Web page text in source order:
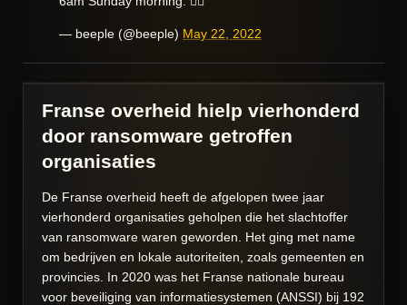
— beeple (@beeple) May 22, 2022
Franse overheid hielp vierhonderd
door ransomware getroffen
organisaties
De Franse overheid heeft de afgelopen twee jaar
vierhonderd organisaties geholpen die het slachtoffer
van ransomware waren geworden. Het ging met name
om bedrijven en lokale autoriteiten, zoals gemeenten en
provincies. In 2020 was het Franse nationale bureau
voor beveiliging van informatiesystemen (ANSSI) bij 192